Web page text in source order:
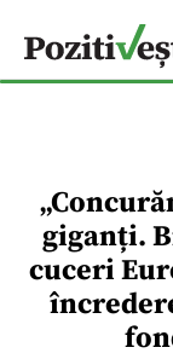
giganți.
cuceri